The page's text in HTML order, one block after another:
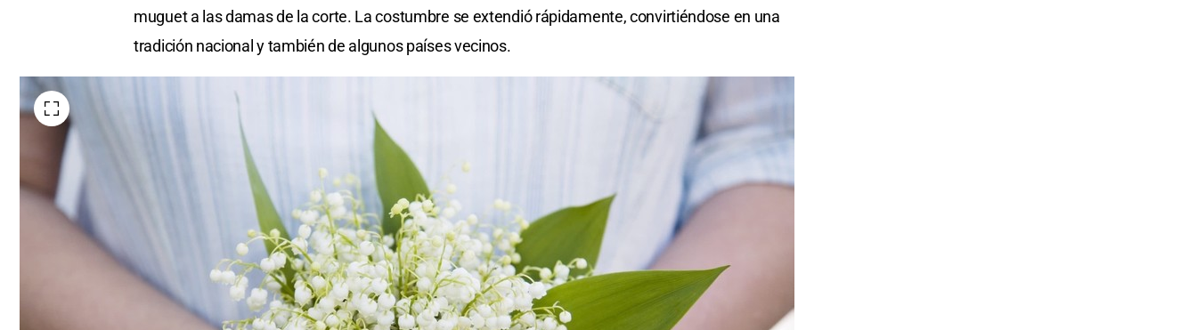
muguet a las damas de la corte. La costumbre se extendió rápidamente, convirtiéndose en una
tradición nacional y también de algunos países vecinos.